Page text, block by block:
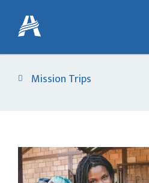
Mission Trips